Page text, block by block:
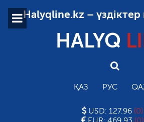
Halyqline.kz –
HALYQ
ҚАЗ РУС
USD: 127.96 (0)
EUR: 469.93 (0)